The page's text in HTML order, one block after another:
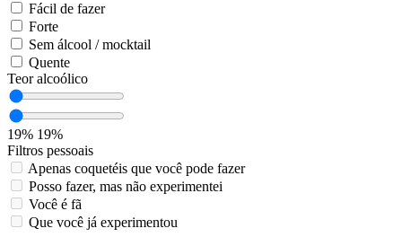
Fácil de fazer
Forte
Sem álcool / mocktail
Quente
Teor alcoólico
19% 19%
Filtros pessoais
Apenas coquetéis que você pode fazer
Posso fazer, mas não experimentei
Você é fã
Que você já experimentou